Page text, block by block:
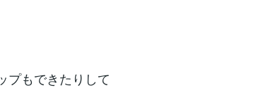
プもできたりして